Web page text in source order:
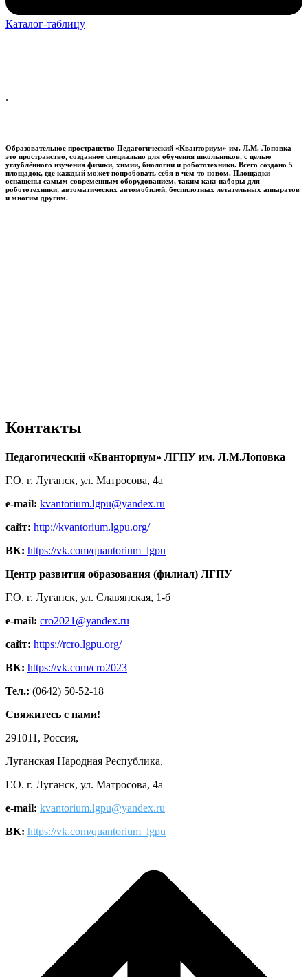
Каталог-таблицу
.
Образовательное пространство Педагогический «Кванториум» им. Л.М. Лоповка —
это пространство, созданное специально для обучения школьников, с целью
углублённого изучения физики, химии, биологии и робототехники. Всего создано 5
площадок, где каждый может попробовать себя в чём-то новом. Площадки
оснащены самым современным оборудованием, таким как: наборы для
робототехники, автоматических автомобилей, беспилотных летательных аппаратов
и многим другим.
Контакты
Педагогический «Кванториум» ЛГПУ им. Л.М.Лоповка
Г.О. г. Луганск, ул. Матросова, 4а
e-mail: kvantorium.lgpu@yandex.ru
сайт: http://kvantorium.lgpu.org/
ВК: https://vk.com/quantorium_lgpu
Центр развития образования (филиал) ЛГПУ
Г.О. г. Луганск, ул. Славянская, 1-б
e-mail: cro2021@yandex.ru
сайт: https://rcro.lgpu.org/
ВК: https://vk.com/cro2023
Тел.: (0642) 50-52-18
Свяжитесь с нами!
291011, Россия,
Луганская Народная Республика,
Г.О. г. Луганск, ул. Матросова, 4а
e-mail: kvantorium.lgpu@yandex.ru
ВК: https://vk.com/quantorium_lgpu